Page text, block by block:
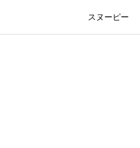
スヌーピー